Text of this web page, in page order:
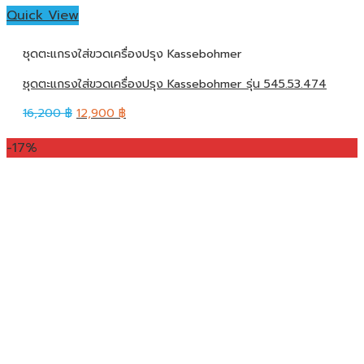
Quick View
ชุดตะแกรงใส่ขวดเครื่องปรุง Kassebohmer
ชุดตะแกรงใส่ขวดเครื่องปรุง Kassebohmer รุ่น 545.53.474
16,200฿ 12,900 ฿
-17%